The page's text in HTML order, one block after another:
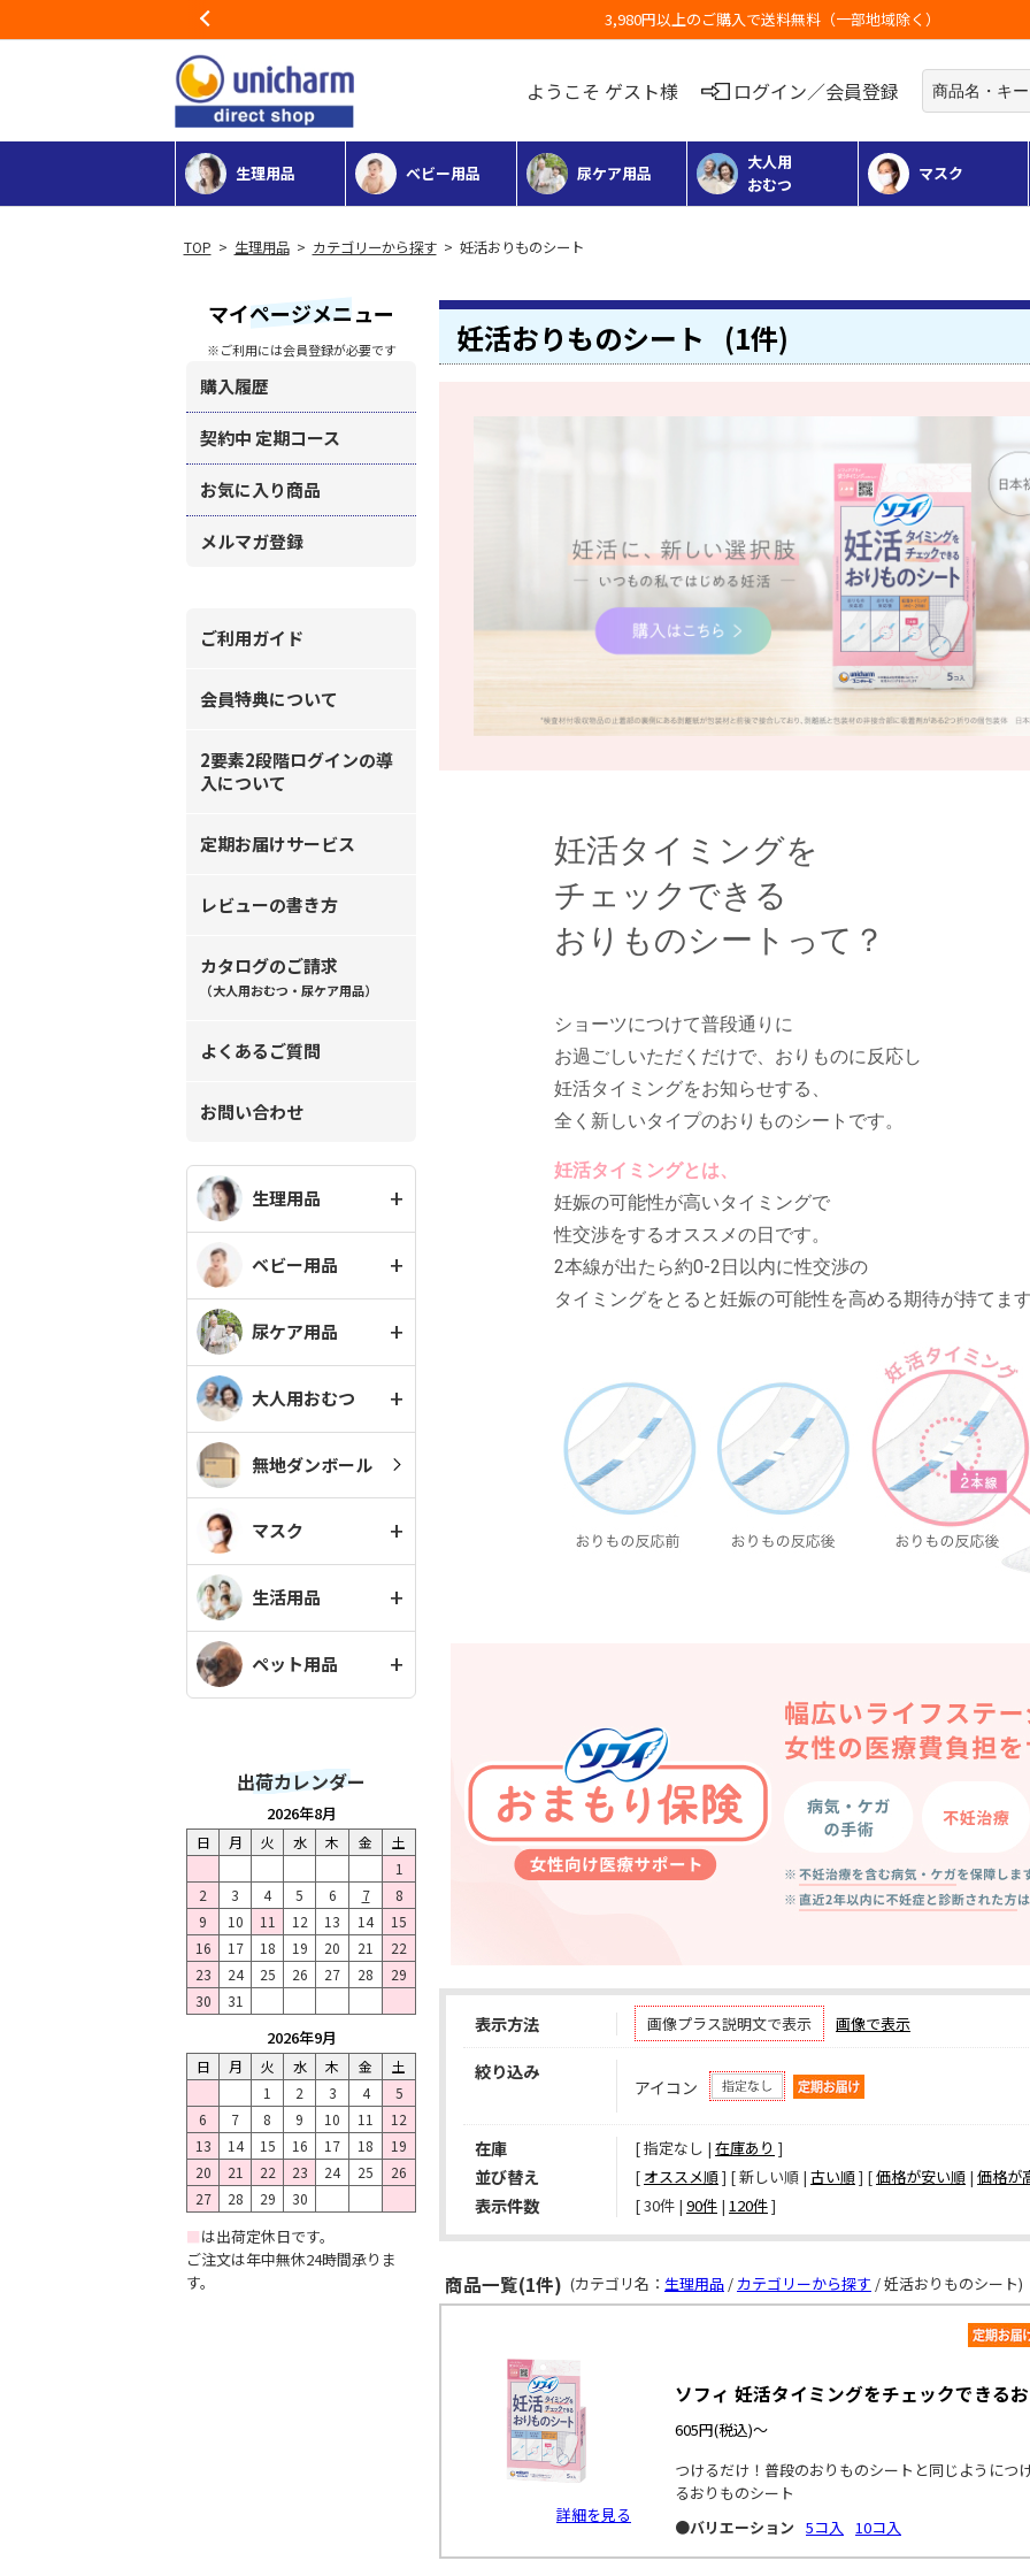
お荷物のお届けに遅れが出ている
ようこそ ゲスト様 ログイン／会員登録
生理用品 ベビー用品 尿ケア用品
大人用
おむつ
マスク
> 生理用品> カテゴリーから探す> 妊活おりものシート
マイページメニュー
※ご利用には会員登録が必要です
購入履歴
契約中 定期コース
お気に入り商品
メルマガ登録
ご利用ガイド
会員特典について
2要素2段階ログインの導
入について
定期お届けサービス
レビューの書き方
カタログのご請求
（大人用おむつ・尿ケア用品）
よくあるご質問
お問い合わせ
生理用品
ベビー用品
尿ケア用品
大人用おむつ
無地ダンボール
マスク
生活用品
ペット用品
出荷カレンダー
2026年8月
日 月 火 水 木 金
土
1
2
3 4 5 6 7
8
9
10 11 12 13 14
15
16
17 18 19 20 21
22
23
24 25 26 27 28
29
30
31
2026年9月
日 月 火 水 木 金
土
1
2 3 4
5
6
7 8 9 10 11
12
13
14 15 16 17 18
19
20
21 22 23 24 25
26
27
28 29 30
■は出荷定休日です。
ご注文は年中無休24時間承りま
す。
妊活おりものシート (1件)
妊活タイミングを
チェックできる
おりものシートって？
ショーツにつけて普段通りに
お過ごしいただくだけで、おりものに反応し
妊活タイミングをお知らせする、
全く新しいタイプのおりものシートです。
妊活タイミングとは、
妊娠の可能性が高いタイミングで
性交渉をするオススメの日です。
2本線が出たら約0-2日以内に性交渉の
タイミングをとると妊娠の可能性を高める期待が持てま
表示方法 画像プラス説明文で表示 画像で表示
絞り込み
アイコン
在庫 [ 指定なし | 在庫あり ]
並び替え [ オススメ順] [ 新しい順 | 古い順] [価格が安い順 | 価格が
表示件数 [ 30件 | 90件 | 120件 ]
商品一覧(1件) (カテゴリ名： 生理用品 / カテゴリーから探す / 妊活おりものシート)
詳細を見る
ソフィ 妊活タイミングをチェックできる
605円(税込)～
つけるだけ！普段のおりものシートと同じように
るおりものシート
●バリエーション 5コ入 10コ入